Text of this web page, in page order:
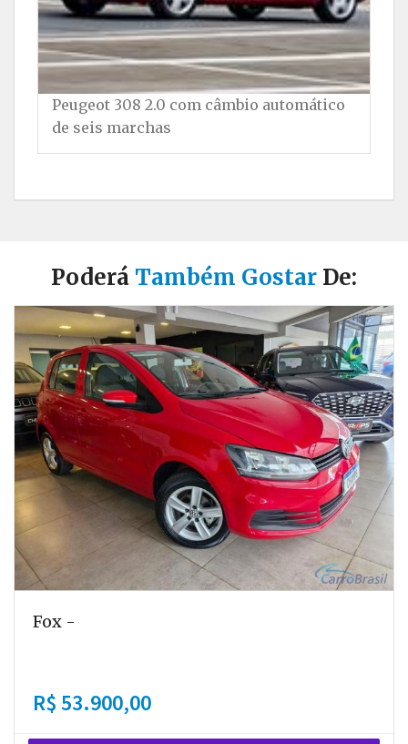
Peugeot 308 2.0 com câmbio automático
de seis marchas
Poderá Também Gostar De:
Fox -
R$ 53.900,00